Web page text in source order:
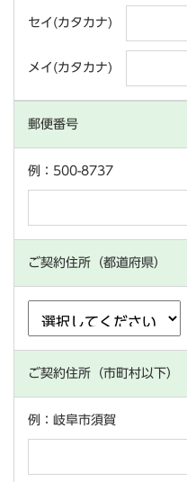
セイ(カタカナ)
メイ(カタカナ)
郵便番号
例：500-8737
ご契約住所（都道府県）
ご契約住所（市町村以下）
例：岐阜市須賀